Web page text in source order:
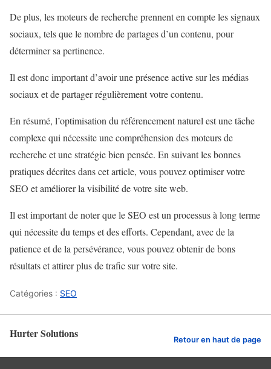
De plus, les moteurs de recherche prennent en compte les signaux
sociaux, tels que le nombre de partages d’un contenu, pour
déterminer sa pertinence.
Il est donc important d’avoir une présence active sur les médias
sociaux et de partager régulièrement votre contenu.
En résumé, l’optimisation du référencement naturel est une tâche
complexe qui nécessite une compréhension des moteurs de
recherche et une stratégie bien pensée. En suivant les bonnes
pratiques décrites dans cet article, vous pouvez optimiser votre
SEO et améliorer la visibilité de votre site web.
Il est important de noter que le SEO est un processus à long terme
qui nécessite du temps et des efforts. Cependant, avec de la
patience et de la persévérance, vous pouvez obtenir de bons
résultats et attirer plus de trafic sur votre site.
Catégories : SEO
Hurter Solutions Retour en haut de page